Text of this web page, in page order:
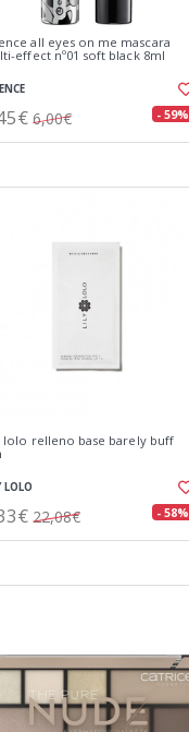
all eyes on me mascara
effect nº01 soft black 8ml
6,00€ - 59%
lolo relleno base barely buff
LOLO
22,08€ - 58%